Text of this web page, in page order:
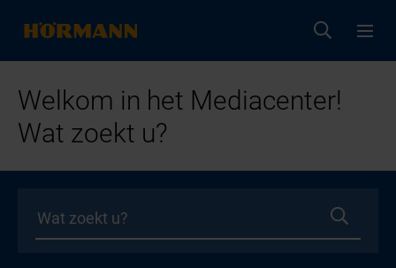
Welkom in het Mediacenter!
Wat zoekt u?